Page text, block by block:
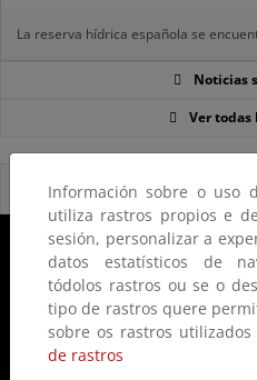
La reserva hídrica española se
Noticias
Ver todas
Reservas Naturales Fluviales
Información sobre o uso
utiliza rastros propios e
sesión, personalizar a
datos estatísticos de
tódolos rastros ou se o
tipo de rastros quere
sobre os rastros
de rastros